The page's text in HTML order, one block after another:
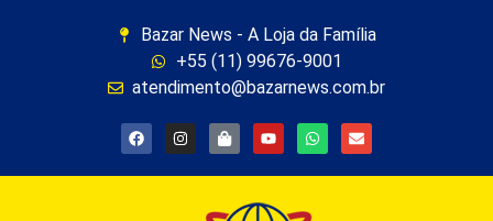
Bazar News - A Loja da Família
+55 (11) 99676-9001
atendimento@bazarnews.com.br